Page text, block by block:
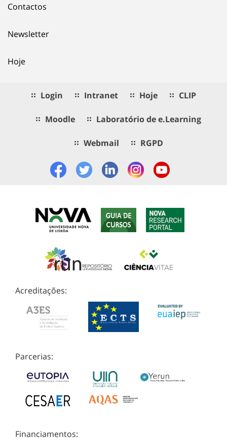
Contactos
Newsletter
Hoje
Login Intranet Hoje CLIP
Moodle Laboratório de e.Learning
Webmail RGPD
Acreditações:
Parcerias:
Financiamentos: